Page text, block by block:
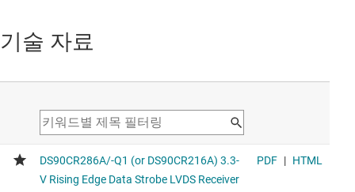
기술 자료